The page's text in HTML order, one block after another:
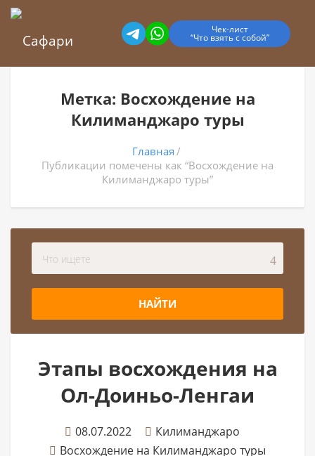
Чек-лист
“Что взять с собой”
Метка: Восхождение на
Килиманджаро туры
Главная
Публикации помечены как “Восхождение на
Килиманджаро туры”
НАЙТИ
Этапы восхождения на
Ол-Доиньо-Ленгаи
08.07.2022
Килиманджаро
Восхождение на Килиманджаро туры